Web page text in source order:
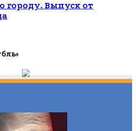
городу. Выпуск от